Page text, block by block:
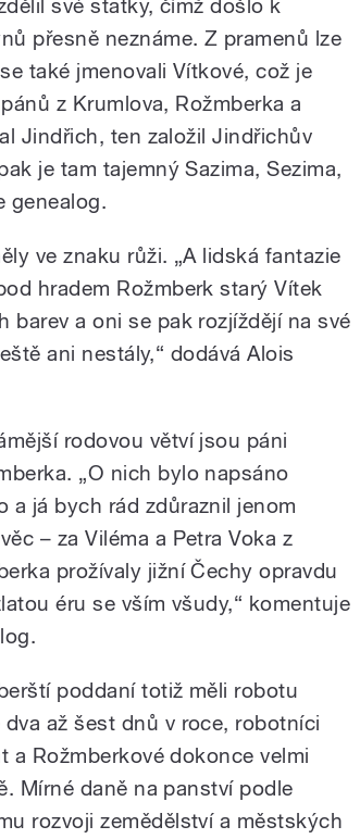
své statky, čímž došlo k
přesně neznáme. Z pramenů lze
také jmenovali Vítkové, což je
z Krumlova, Rožmberka a
Jindřich, ten založil Jindřichův
je tam tajemný Sazima, Sezima,
genealog.
ve znaku růži. „A lidská fantazie
hradem Rožmberk starý Vítek
barev a oni se pak rozjíždějí na své
ani nestály,“ dodává Alois
rodovou větví jsou páni
„O nich bylo napsáno
a já bych rád zdůraznil jenom
– za Viléma a Petra Voka z
prožívaly jižní Čechy opravdu
éru se vším všudy,“ komentuje
poddaní totiž měli robotu
dva až šest dnů v roce, robotníci
a Rožmberkové dokonce velmi
Mírné daně na panství podle
rozvoji zemědělství a městských